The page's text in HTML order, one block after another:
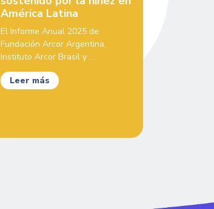
América Latina
El Informe Anual 2025 de
Fundación Arcor Argentina,
Instituto Arcor Brasil y ...
Leer más